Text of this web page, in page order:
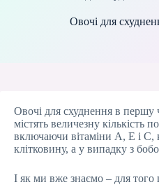
Овочі для
Овочі для схуднення в першу
містять величезну кількість
включаючи вітаміни А, Е і С,
клітковину, а у випадку з
І як ми вже знаємо – для